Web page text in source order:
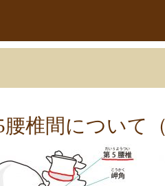
椎間について（